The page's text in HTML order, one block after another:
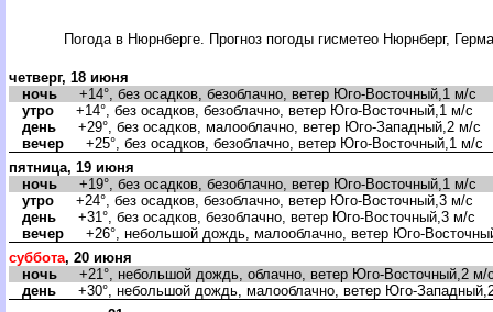
Погода в Нюрнберге. Прогноз погоды гисметео Нюрнберг,
четверг, 18 июня
ночь +14°, без осадков, безоблачно, ветер Юго-Восточный,1 м/с
утро +14°, без осадков, безоблачно, ветер Юго-Восточный,1 м/с
день +29°, без осадков, малооблачно, ветер Юго-Западный,2 м/с
ечер +25°, без осадков, безоблачно, ветер Юго-Восточный,1 м/с
пятница, 19 июня
ночь +19°, без осадков, безоблачно, ветер Юго-Восточный,1 м/с
утро +24°, без осадков, безоблачно, ветер Юго-Восточный,3 м/с
день +31°, без осадков, безоблачно, ветер Юго-Восточный,3 м/с
ечер +26°, небольшой дождь, малооблачно, ветер Юго-
суббота, 20 июня
ночь +21°, небольшой дождь, облачно, ветер Юго-Восточный,2 м/
день +30°, небольшой дождь, малооблачно, ветер Юго-